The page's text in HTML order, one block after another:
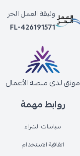
روابط مهمة
سياسات الشراء
اتفاقية الاستخدام
وثيقة العمل الحر
FL-426191571
موثق لدى منصة الأعمال